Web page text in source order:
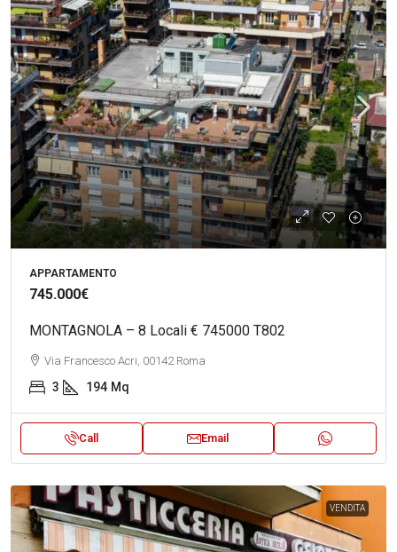
APPARTAMENTO
745.000€
MONTAGNOLA – 8 Locali € 745000 T802
Via Francesco Acri, 00142 Roma
3 194 Mq
Call Email
VENDITA